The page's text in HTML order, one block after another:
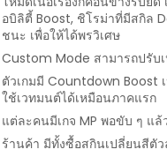
อบิลิตี้ Boost, ชิโรม่าที่มีสกิล
ชนะ เพื่อให้ได้พรวิเศษ
Custom Mode สามารถปรับ
ตัวเกมมี Countdown Boost
ใช้เวทมนต์ได้เหมือนภาคแรก
แต่ละคนมีเกจ MP พอขับ ๆ แล้
ร้านค้า มีทั้งซื้อสกินเปลี่ยนสีตั